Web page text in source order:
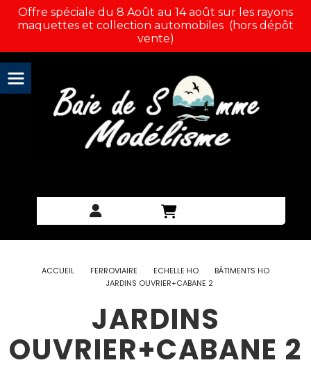
Offre spéciale du 8 Août au 14 août sur les rayons
maquettes et collection automobiles (hors dépôt
vente)
ACCUEIL FERROVIAIRE ECHELLE HO
BÂTIMENTS HO
JARDINS OUVRIER+CABANE 2
JARDINS
OUVRIER+CABANE 2
Panneau de gestion des cookies